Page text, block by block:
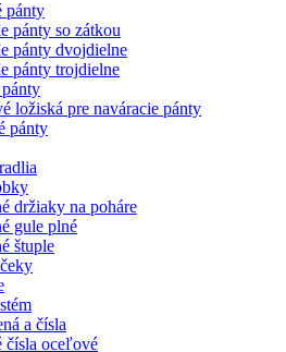
pánty
pánty so zátkou
pánty dvojdielne
pánty trojdielne
ložiská pre naváracie pánty
pánty
držiaky na poháre
gule plné
štuple
a čísla
čísla oceľové